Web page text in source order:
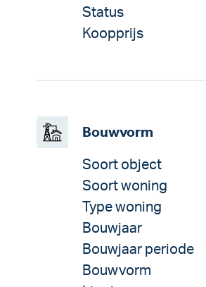
Status
Koopprijs
Bouwvorm
Soort object
Soort woning
Type woning
Bouwjaar
Bouwjaar periode
Bouwvorm